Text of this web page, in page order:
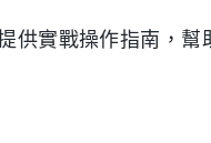
供實戰操作指南，幫